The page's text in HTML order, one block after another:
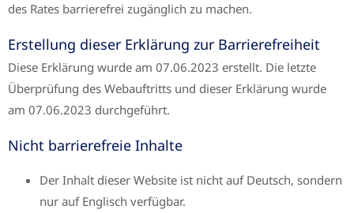
des Rates barrierefrei zugänglich zu machen.
Erstellung dieser Erklärung zur Barrierefreiheit
Diese Erklärung wurde am 07.06.2023 erstellt. Die letzte
Überprüfung des Webauftritts und dieser Erklärung wurde
am 07.06.2023 durchgeführt.
Nicht barrierefreie Inhalte
Der Inhalt dieser Website ist nicht auf Deutsch, sondern
nur auf Englisch verfügbar.